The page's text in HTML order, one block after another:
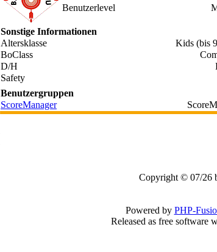
Benutzerlevel
Sonstige Informationen
Altersklasse
Kids (bis
BoClass
D/H
Safety
Benutzergruppen
ScoreManager
Copyright © 07/26
Powered by PHP-
Released as free software